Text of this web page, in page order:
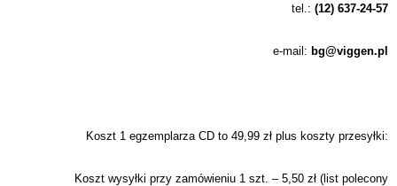
tel.: (12) 637-24-57
e-mail: bg@viggen.pl
Koszt 1 egzemplarza CD to 49,99 zł plus koszty przesyłki:
Koszt wysyłki przy zamówieniu 1 szt. – 5,50 zł (list polecony